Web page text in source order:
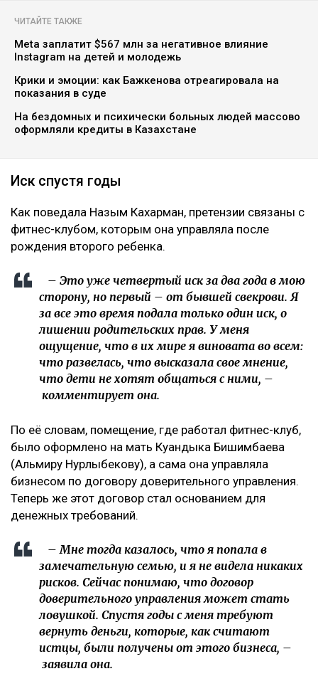
ЧИТАЙТЕ ТАКЖЕ
Meta заплатит $567 млн за негативное влияние
Instagram на детей и молодежь
Крики и эмоции: как Бажкенова отреагировала на
показания в суде
На бездомных и психически больных людей массово
оформляли кредиты в Казахстане
Иск спустя годы
Как поведала Назым Кахарман, претензии связаны с
фитнес-клубом, которым она управляла после
рождения второго ребенка.
– Это уже четвертый иск за два года в мою
сторону, но первый – от бывшей свекрови. Я
за все это время подала только один иск, о
лишении родительских прав. У меня
ощущение, что в их мире я виновата во всем:
что развелась, что высказала свое мнение,
что дети не хотят общаться с ними, –
комментирует она.
По её словам, помещение, где работал фитнес-клуб,
было оформлено на мать Куандыка Бишимбаева
(Альмиру Нурлыбекову), а сама она управляла
бизнесом по договору доверительного управления.
Теперь же этот договор стал основанием для
денежных требований.
– Мне тогда казалось, что я попала в
замечательную семью, и я не видела никаких
рисков. Сейчас понимаю, что договор
доверительного управления может стать
ловушкой. Спустя годы с меня требуют
вернуть деньги, которые, как считают
истцы, были получены от этого бизнеса, –
заявила она.